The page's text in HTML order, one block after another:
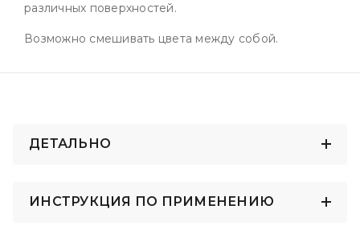
различных поверхностей.
Возможно смешивать цвета между собой.
ДЕТАЛЬНО
ИНСТРУКЦИЯ ПО ПРИМЕНЕНИЮ